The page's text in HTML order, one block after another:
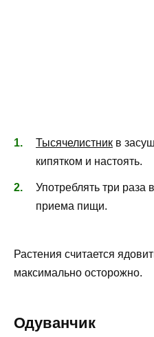
Тысячелистник в
кипятком и настоять.
Употреблять три раза
приема пищи.
Растения считается
максимально осторожно.
Одуванчик